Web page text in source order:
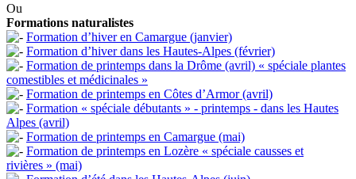
Ou
Formations naturalistes
Formation d’hiver en Camargue (janvier)
Formation d’hiver dans les Hautes-Alpes (février)
Formation de printemps dans la Drôme (avril) « spéciale plantes
comestibles et médicinales »
Formation de printemps en Côtes d’Armor (avril)
Formation « spéciale débutants » - printemps - dans les Hautes
Alpes (avril)
Formation de printemps en Camargue (mai)
Formation de printemps en Lozère « spéciale causses et
rivières » (mai)